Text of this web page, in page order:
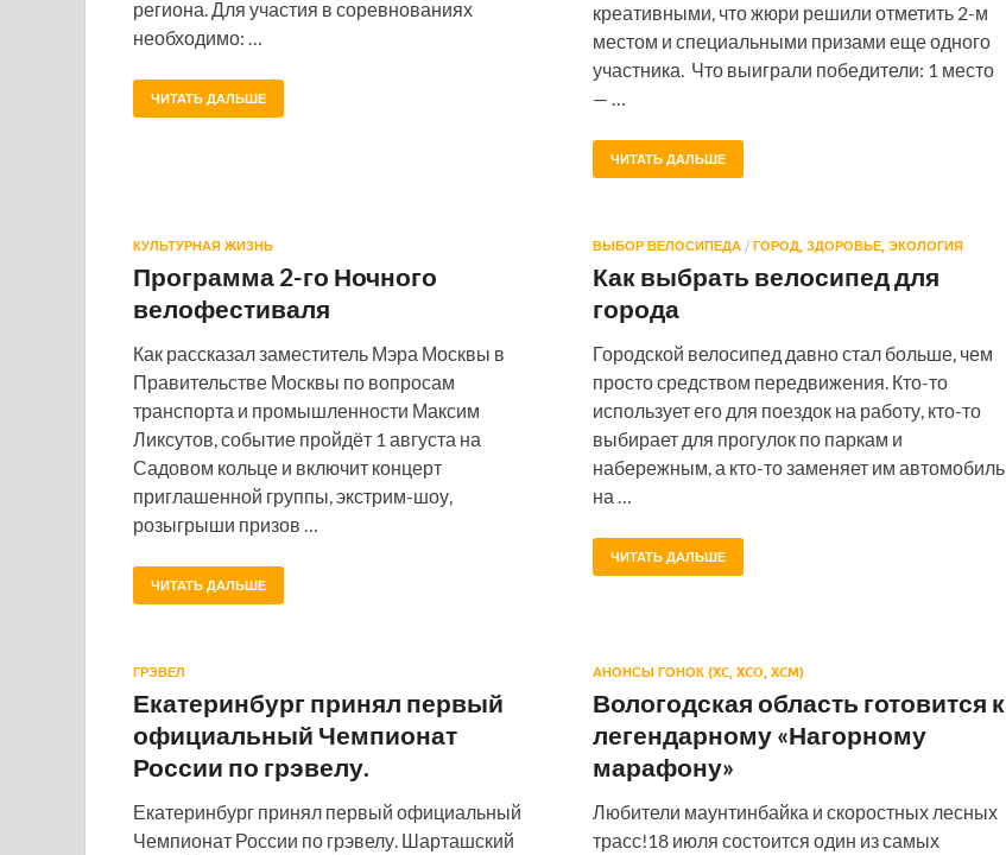
региона. Для участия в соревнованиях
необходимо: …
ЧИТАТЬ ДАЛЬШЕ
креативными, что жюри решили отметить 2-м
местом и специальными призами еще одного
участника. Что выиграли победители: 1 место
— …
ЧИТАТЬ ДАЛЬШЕ
КУЛЬТУРНАЯ ЖИЗНЬ
Программа 2-го Ночного
велофестиваля
Как рассказал заместитель Мэра Москвы в
Правительстве Москвы по вопросам
транспорта и промышленности Максим
Ликсутов, событие пройдёт 1 августа на
Садовом кольце и включит концерт
приглашенной группы, экстрим-шоу,
розыгрыши призов …
ЧИТАТЬ ДАЛЬШЕ
ВЫБОР ВЕЛОСИПЕДА / ГОРОД, ЗДОРОВЬЕ, ЭКОЛОГИЯ
Как выбрать велосипед для
города
Городской велосипед давно стал больше, чем
просто средством передвижения. Кто-то
использует его для поездок на работу, кто-то
выбирает для прогулок по паркам и
набережным, а кто-то заменяет им автомобиль
на …
ЧИТАТЬ ДАЛЬШЕ
ГРЭВЕЛ
Екатеринбург принял первый
официальный Чемпионат
России по грэвелу.
Екатеринбург принял первый официальный
Чемпионат России по грэвелу. Шарташский
АНОНСЫ ГОНОК (XC, XCO, XCM)
Вологодская область готовится к
легендарному «Нагорному
марафону»
Любители маунтинбайка и скоростных лесных
трасс!18 июля состоится один из самых